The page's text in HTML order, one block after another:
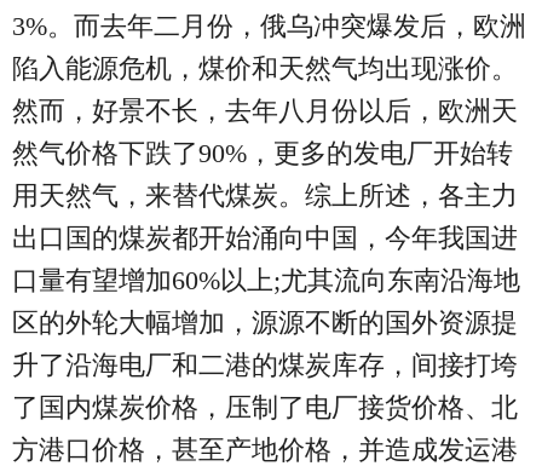
3%。而去年二月份，俄乌冲突爆发后，欧洲
陷入能源危机，煤价和天然气均出现涨价。
然而，好景不长，去年八月份以后，欧洲天
然气价格下跌了90%，更多的发电厂开始转
用天然气，来替代煤炭。综上所述，各主力
出口国的煤炭都开始涌向中国，今年我国进
口量有望增加60%以上;尤其流向东南沿海地
区的外轮大幅增加，源源不断的国外资源提
升了沿海电厂和二港的煤炭库存，间接打垮
了国内煤炭价格，压制了电厂接货价格、北
方港口价格，甚至产地价格，并造成发运港